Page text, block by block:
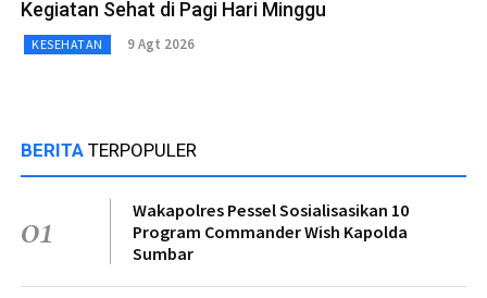
Kegiatan Sehat di Pagi Hari Minggu
KESEHATAN 9 Agt 2026
BERITA TERPOPULER
01
Wakapolres Pessel Sosialisasikan 10
Program Commander Wish Kapolda
Sumbar